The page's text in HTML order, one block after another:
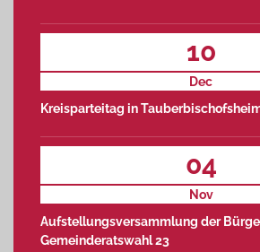
10
Dec
Kreisparteitag in
04
Nov
Aufstellungsversammlung der
Gemeinderatswahl 23